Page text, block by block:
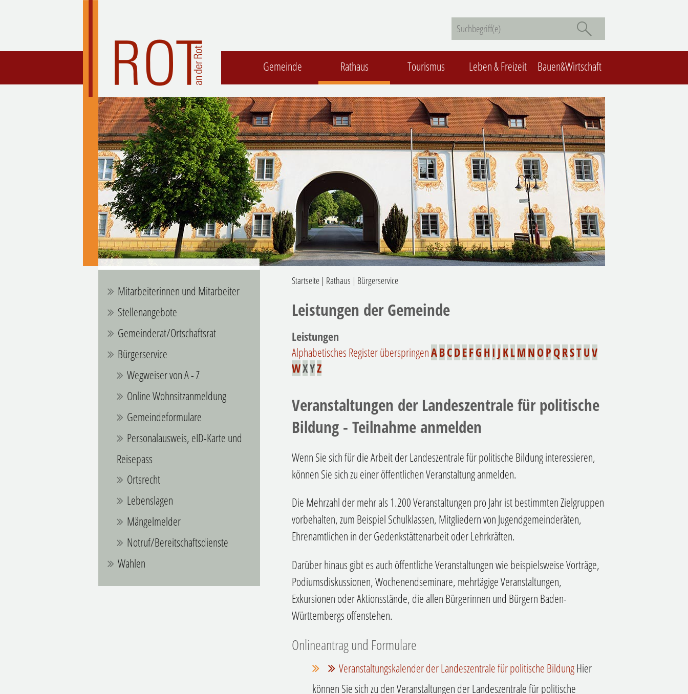
Gemeinde Rathaus Tourismus Leben & Freizeit Bauen&Wirtschaft
Mitarbeiterinnen und Mitarbeiter
Stellenangebote
Gemeinderat/Ortschaftsrat
Bürgerservice
Wegweiser von A - Z
Online Wohnsitzanmeldung
Gemeindeformulare
Personalausweis, eID-Karte und
Reisepass
Ortsrecht
Lebenslagen
Mängelmelder
Notruf/Bereitschaftsdienste
Wahlen
Startseite | Rathaus | Bürgerservice
Leistungen der Gemeinde
Leistungen
Alphabetisches Register überspringenABCDEFGH I JKLMNOPQRSTUV
WXYZ
Veranstaltungen der Landeszentrale für politische
Bildung - Teilnahme anmelden
Wenn Sie sich für die Arbeit der Landeszentrale für politische Bildung interessieren,
können Sie sich zu einer öffentlichen Veranstaltung anmelden.
Die Mehrzahl der mehr als 1.200 Veranstaltungen pro Jahr ist bestimmten Zielgruppen
vorbehalten, zum Beispiel Schulklassen, Mitgliedern von Jugendgemeinderäten,
Ehrenamtlichen in der Gedenkstättenarbeit oder Lehrkräften.
Darüber hinaus gibt es auch öffentliche Veranstaltungen wie beispielsweise Vorträge,
Podiumsdiskussionen, Wochenendseminare, mehrtägige Veranstaltungen,
Exkursionen oder Aktionsstände, die allen Bürgerinnen und Bürgern Baden-
Württembergs offenstehen.
Onlineantrag und Formulare
Veranstaltungskalender der Landeszentrale für politische BildungHier
können Sie sich zu den Veranstaltungen der Landeszentrale für politische